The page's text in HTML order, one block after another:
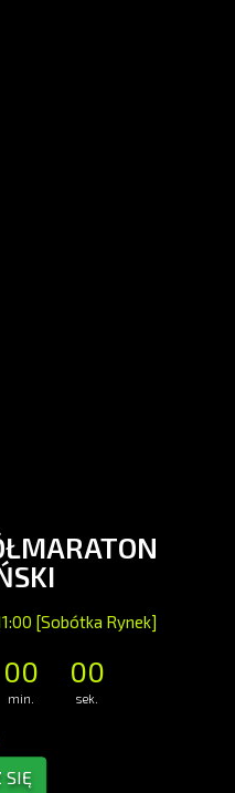
[Sobótka Rynek]
00
min.
00
sek.
SIĘ